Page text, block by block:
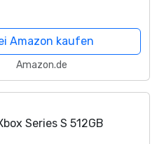
Amazon kaufen
Amazon.de
Series S 512GB